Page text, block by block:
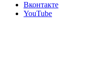
Вконтакте
YouTube